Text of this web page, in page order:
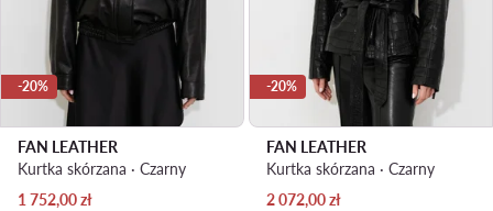
-20%
FAN LEATHER
Kurtka skórzana · Czarny
Aktualna cena
1 752,00zł
-20%
FAN LEATHER
Kurtka skórzana · Czarny
Aktualna cena
2 072,00zł